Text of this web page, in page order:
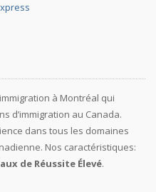
à Montréal qui
d’immigration au Canada.
dans tous les domaines
Nos caractéristiques:
de Réussite Élevé.